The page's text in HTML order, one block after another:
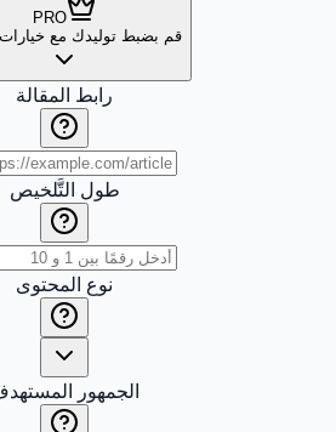
PRO
قم بضبط توليدك مع
رابط المقالة
طول التَّلخيص
نوع المحتوى
الجمهور